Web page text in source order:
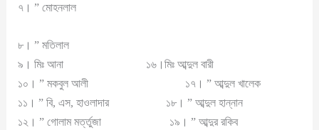
৭। ” মোহনলাল
৮। ” মতিলাল
৯। মিঃ আনা ১৬।মিঃ আব্দুল বারী
১০। ” মকবুল আলী ১৭। ” আব্দুল খালেক
১১। ” বি, এস, হাওলাদার ১৮। ” আব্দুল হান্নান
১২। ” গোলাম মর্ত্তুজা ১৯। ” আব্দুর রকিব